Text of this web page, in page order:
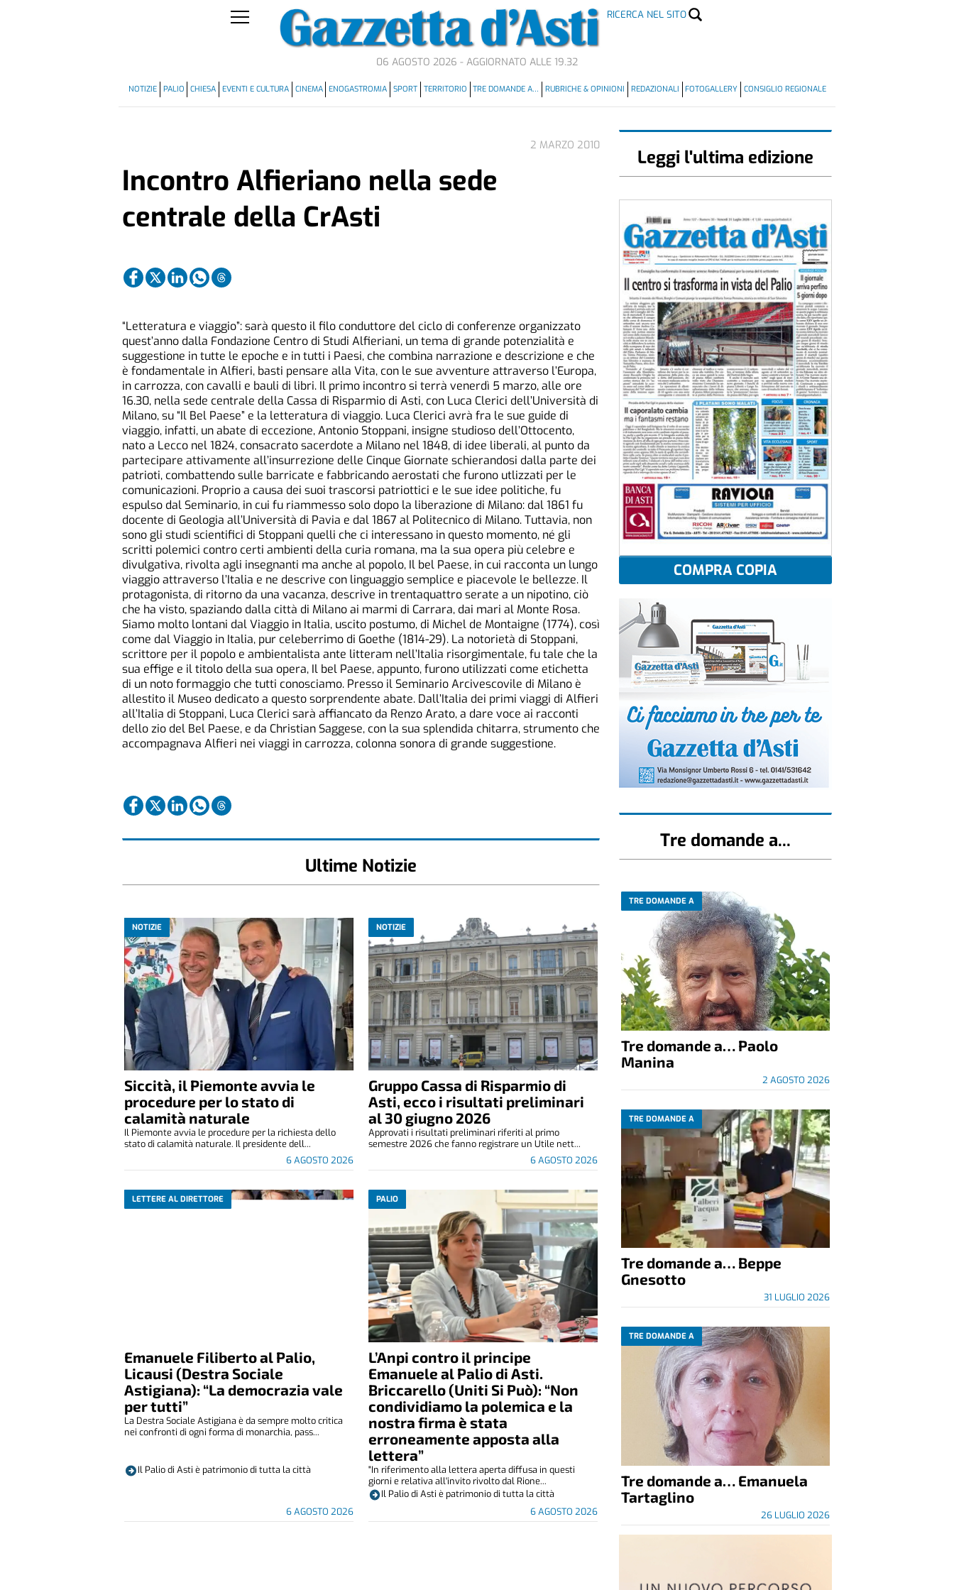
RICERCA NEL SITO
06 AGOSTO 2026 - AGGIORNATO ALLE 19.32
NOTIZIE PALIO CHIESA EVENTI E CULTURA CINEMA ENOGASTROMIA SPORT TERRITORIO TRE DOMANDE A… RUBRICHE & OPINIONI REDAZIONALI FOTOGALLERY CONSIGLIO REGIONALE
2 MARZO 2010
Incontro Alfieriano nella sede
centrale della CrAsti
“Letteratura e viaggio”: sarà questo il filo conduttore del ciclo di conferenze organizzato
quest’anno dalla Fondazione Centro di Studi Alfieriani, un tema di grande potenzialità e
suggestione in tutte le epoche e in tutti i Paesi, che combina narrazione e descrizione e che
è fondamentale in Alfieri, basti pensare alla Vita, con le sue avventure attraverso l’Europa,
in carrozza, con cavalli e bauli di libri. Il primo incontro si terrà venerdì 5 marzo, alle ore
16.30, nella sede centrale della Cassa di Risparmio di Asti, con Luca Clerici dell’Università di
Milano, su “Il Bel Paese” e la letteratura di viaggio. Luca Clerici avrà fra le sue guide di
viaggio, infatti, un abate di eccezione, Antonio Stoppani, insigne studioso dell’Ottocento,
nato a Lecco nel 1824, consacrato sacerdote a Milano nel 1848, di idee liberali, al punto da
partecipare attivamente all’insurrezione delle Cinque Giornate schierandosi dalla parte dei
patrioti, combattendo sulle barricate e fabbricando aerostati che furono utlizzati per le
comunicazioni. Proprio a causa dei suoi trascorsi patriottici e le sue idee politiche, fu
espulso dal Seminario, in cui fu riammesso solo dopo la liberazione di Milano: dal 1861 fu
docente di Geologia all’Università di Pavia e dal 1867 al Politecnico di Milano. Tuttavia, non
sono gli studi scientifici di Stoppani quelli che ci interessano in questo momento, né gli
scritti polemici contro certi ambienti della curia romana, ma la sua opera più celebre e
divulgativa, rivolta agli insegnanti ma anche al popolo, Il bel Paese, in cui racconta un lungo
viaggio attraverso l’Italia e ne descrive con linguaggio semplice e piacevole le bellezze. Il
protagonista, di ritorno da una vacanza, descrive in trentaquattro serate a un nipotino, ciò
che ha visto, spaziando dalla città di Milano ai marmi di Carrara, dai mari al Monte Rosa.
Siamo molto lontani dal Viaggio in Italia, uscito postumo, di Michel de Montaigne (1774), così
come dal Viaggio in Italia, pur celeberrimo di Goethe (1814-29). La notorietà di Stoppani,
scrittore per il popolo e ambientalista ante litteram nell’Italia risorgimentale, fu tale che la
sua effige e il titolo della sua opera, Il bel Paese, appunto, furono utilizzati come etichetta
di un noto formaggio che tutti conosciamo. Presso il Seminario Arcivescovile di Milano è
allestito il Museo dedicato a questo sorprendente abate. Dall’Italia dei primi viaggi di Alfieri
all’Italia di Stoppani, Luca Clerici sarà affiancato da Renzo Arato, a dare voce ai racconti
dello zio del Bel Paese, e da Christian Saggese, con la sua splendida chitarra, strumento che
accompagnava Alfieri nei viaggi in carrozza, colonna sonora di grande suggestione.
Ultime Notizie
NOTIZIE
Siccità, il Piemonte avvia le
procedure per lo stato di
calamità naturale
6 AGOSTO 2026
Il Piemonte avvia le procedure per la richiesta dello
stato di calamità naturale. Il presidente dell...
NOTIZIE
Gruppo Cassa di Risparmio di
Asti, ecco i risultati preliminari
al 30 giugno 2026
6 AGOSTO 2026
Approvati i risultati preliminari riferiti al primo
semestre 2026 che fanno registrare un Utile nett...
LETTERE AL DIRETTORE
Emanuele Filiberto al Palio,
Licausi (Destra Sociale
Astigiana): “La democrazia vale
per tutti”
6 AGOSTO 2026
La Destra Sociale Astigiana è da sempre molto critica
nei confronti di ogni forma di monarchia, pass...
Il Palio di Asti è patrimonio di tutta la città
PALIO
L’Anpi contro il principe
Emanuele al Palio di Asti.
Briccarello (Uniti Si Può): “Non
condividiamo la polemica e la
nostra firma è stata
erroneamente apposta alla
lettera”
6 AGOSTO 2026
"In riferimento alla lettera aperta diffusa in questi
giorni e relativa all'invito rivolto dal Rione...
Il Palio di Asti è patrimonio di tutta la città
Leggi l'ultima edizione
COMPRA COPIA
Tre domande a...
TRE DOMANDE A
Tre domande a… Paolo
Manina
2 AGOSTO 2026
TRE DOMANDE A
Tre domande a… Beppe
Gnesotto
31 LUGLIO 2026
TRE DOMANDE A
Tre domande a… Emanuela
Tartaglino
26 LUGLIO 2026